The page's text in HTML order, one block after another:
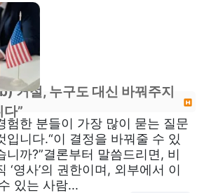
거절, 누구도 대신 바꿔주지
”
험한 분들이 가장 많이 묻는 질문
입니다.“이 결정을 바꿔줄 수 있
니까?”결론부터 말씀드리면, 비
‘영사’의 권한이며, 외부에서 이
있는 사람...